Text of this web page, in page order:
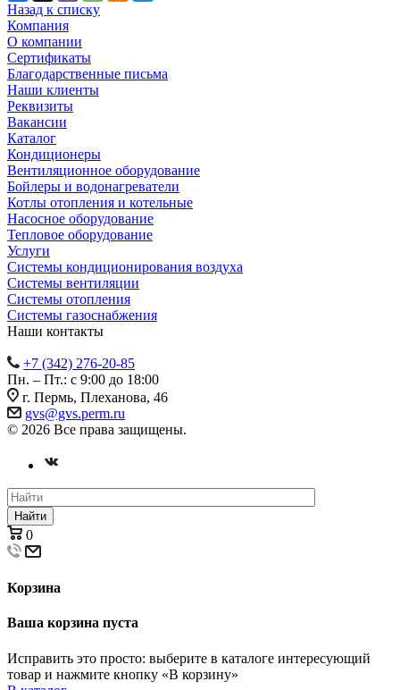
Назад к списку
Компания
О компании
Сертификаты
Благодарственные письма
Наши клиенты
Реквизиты
Вакансии
Каталог
Кондиционеры
Вентиляционное оборудование
Бойлеры и водонагреватели
Котлы отопления и котельные
Насосное оборудование
Тепловое оборудование
Услуги
Системы кондиционирования воздуха
Системы вентиляции
Системы отопления
Системы газоснабжения
Наши контакты
+7 (342) 276-20-85
Пн. – Пт.: с 9:00 до 18:00
г. Пермь, Плеханова, 46
gvs@gvs.perm.ru
© 2026 Все права защищены.
Найти
0
Корзина
Ваша корзина пуста
Исправить это просто: выберите в каталоге интересующий
товар и нажмите кнопку «В корзину»